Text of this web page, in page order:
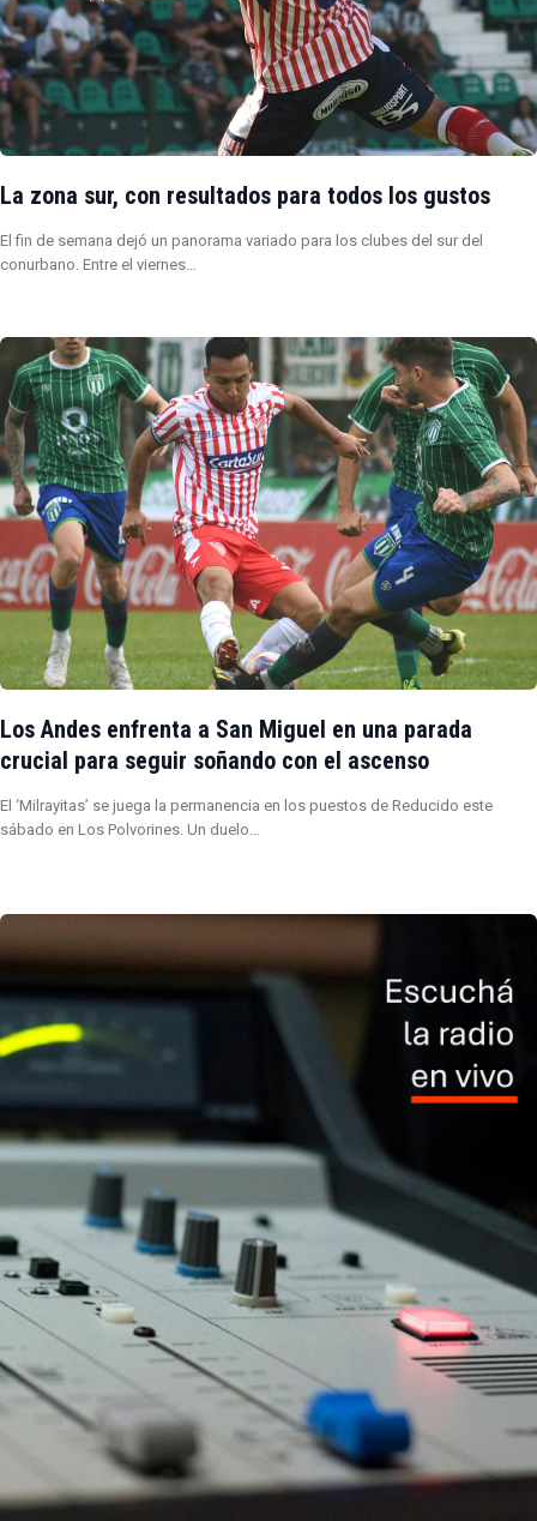
La zona sur, con resultados para todos los gustos
El fin de semana dejó un panorama variado para los clubes del sur del
conurbano. Entre el viernes…
Los Andes enfrenta a San Miguel en una parada
crucial para seguir soñando con el ascenso
El ‘Milrayitas’ se juega la permanencia en los puestos de Reducido este
sábado en Los Polvorines. Un duelo…